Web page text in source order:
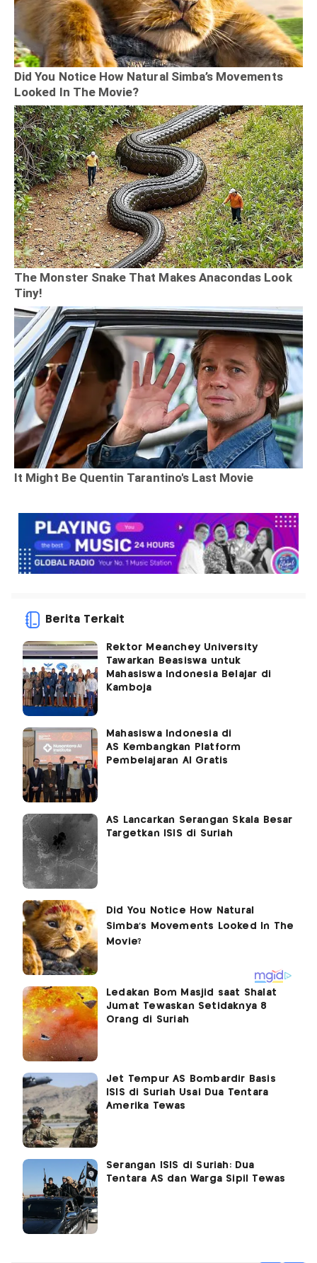
Berita Terkait
Rektor Meanchey University
Tawarkan Beasiswa untuk
Mahasiswa Indonesia Belajar di
Kamboja
Mahasiswa Indonesia di
AS Kembangkan Platform
Pembelajaran AI Gratis
AS Lancarkan Serangan Skala Besar
Targetkan ISIS di Suriah
Ledakan Bom Masjid saat Shalat
Jumat Tewaskan Setidaknya 8
Orang di Suriah
Jet Tempur AS Bombardir Basis
ISIS di Suriah Usai Dua Tentara
Amerika Tewas
Serangan ISIS di Suriah: Dua
Tentara AS dan Warga Sipil Tewas